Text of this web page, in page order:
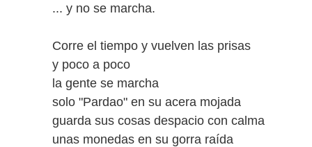
... y no se marcha.
Corre el tiempo y vuelven las prisas
y poco a poco
la gente se marcha
solo "Pardao" en su acera mojada
guarda sus cosas despacio con calma
unas monedas en su gorra raída